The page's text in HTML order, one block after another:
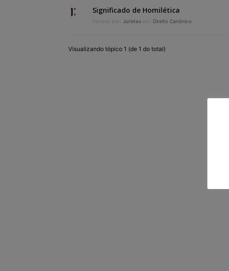
Significado de Homilética
Iniciado por: Juristas em: Direito Canônico
Visualizando tópico 1 (de 1 do total)